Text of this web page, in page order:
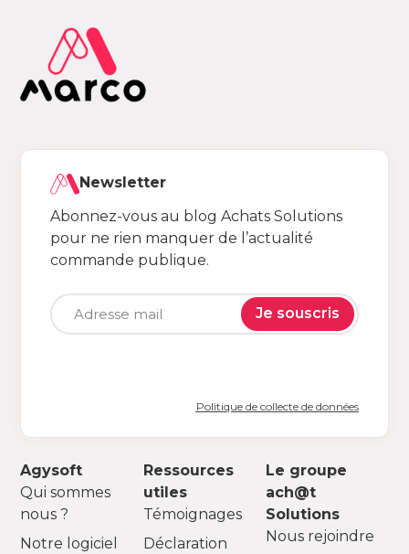
Agysoft
Qui sommes
nous ?
Notre logiciel
Ressources
utiles
Témoignages
Déclaration
Le groupe
ach@t
Solutions
Nous rejoindre
Newsletter
Abonnez-vous au blog Achats Solutions
pour ne rien manquer de l’actualité
commande publique.
Je souscris
Politique de collecte de données